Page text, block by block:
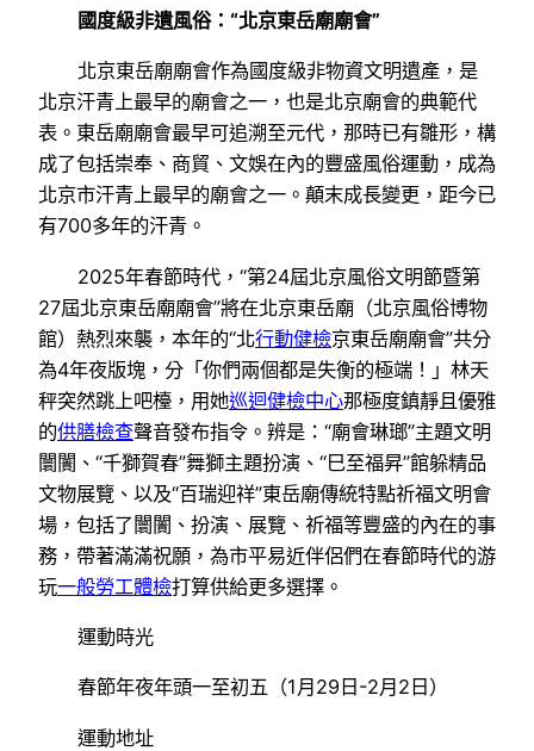
國度級非遺風俗：“北京東岳廟廟會”
北京東岳廟廟會作為國度級非物資文明遺產，是
北京汗青上最早的廟會之一，也是北京廟會的典範代
表。東岳廟廟會最早可追溯至元代，那時已有雛形，構
成了包括崇奉、商貿、文娛在內的豐盛風俗運動，成為
北京市汗青上最早的廟會之一。顛末成長變更，距今已
有700多年的汗青。
2025年春節時代，“第24屆北京風俗文明節暨第
27屆北京東岳廟廟會”將在北京東岳廟（北京風俗博物
館）熱烈來襲，本年的“北行動健檢京東岳廟廟會”共分
為4年夜版塊，分「你們兩個都是失衡的極端！」林天
秤突然跳上吧檯，用她巡迴健檢中心那極度鎮靜且優雅
的供膳檢查聲音發布指令。辨是：“廟會琳瑯”主題文明
闤闠、“千獅賀春”舞獅主題扮演、“巳至福昇”館躲精品
文物展覽、以及“百瑞迎祥”東岳廟傳統特點祈福文明會
場，包括了闤闠、扮演、展覽、祈福等豐盛的內在的事
務，帶著滿滿祝願，為市平易近伴侶們在春節時代的游
玩一般勞工體檢打算供給更多選擇。
運動時光
春節年夜年頭一至初五（1月29日-2月2日）
運動地址